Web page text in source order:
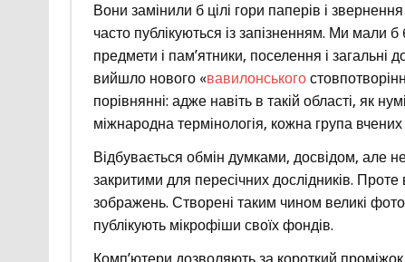
Вони замінили б цілі гори паперів і
часто публікуються із запізненням. Ми мали
предмети і пам’ятники, поселення і
вийшло нового «вавилонського
порівнянні: адже навіть в такій області, як
міжнародна термінологія, кожна група вчених
Відбувається обмін думками, досвідом, але
закритими для пересічних дослідників.
зображень. Створені таким чином великі
публікують мікрофіши своїх фондів.